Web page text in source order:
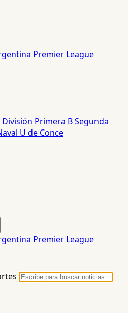
Premier League
Primera BSegunda
U de Conce
Premier League